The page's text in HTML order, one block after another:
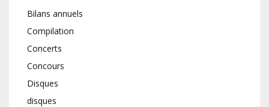
Bilans annuels
Compilation
Concerts
Concours
Disques
disques